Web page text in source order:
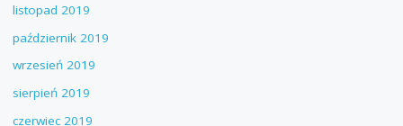
listopad 2019
październik 2019
wrzesień 2019
sierpień 2019
czerwiec 2019